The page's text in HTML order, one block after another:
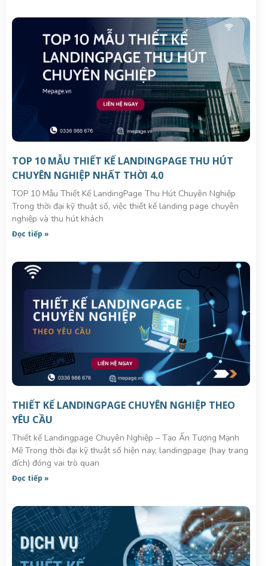
TOP 10 MẪU THIẾT KẾ LANDINGPAGE THU HÚT
CHUYÊN NGHIỆP NHẤT THỜI 4.0
TOP 10 Mẫu Thiết Kế LandingPage Thu Hút Chuyên Nghiệp
Trong thời đại kỹ thuật số, việc thiết kế landing page chuyên
nghiệp và thu hút khách
Đọc tiếp »
THIẾT KẾ LANDINGPAGE CHUYÊN NGHIỆP THEO
YÊU CẦU
Thiết kế Landingpage Chuyên Nghiệp – Tạo Ấn Tượng Mạnh
Mẽ Trong thời đại kỹ thuật số hiện nay, landingpage (hay trang
đích) đóng vai trò quan
Đọc tiếp »